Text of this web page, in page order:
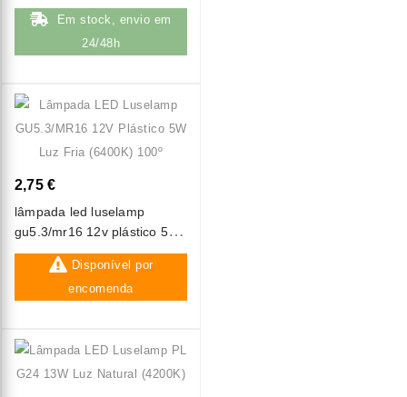
Em stock, envio em
24/48h
2,75 €
lâmpada led luselamp
gu5.3/mr16 12v plástico 5w
luz fria (6400k) 100º
Disponível por
encomenda